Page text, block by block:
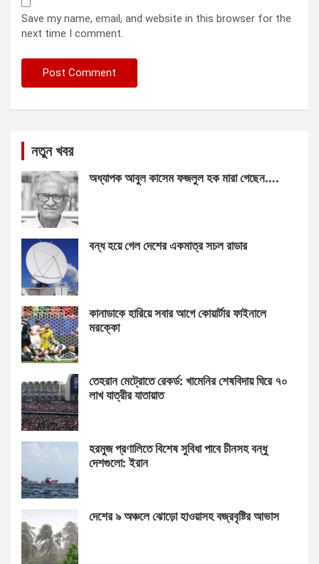
Save my name, email, and website in this browser for the
next time I comment.
নতুন খবর
অধ্যাপক আবুল কাসেম ফজলুল হক মারা গেছেন….
বন্ধ হয়ে গেল দেশের একমাত্র সচল রাডার
কানাডাকে হারিয়ে সবার আগে কোয়ার্টার ফাইনালে
মরক্কো
তেহরান মেট্রোতে রেকর্ড: খামেনির শেষবিদায় ঘিরে ৭০
লাখ যাত্রীর যাতায়াত
হরমুজ প্রণালিতে বিশেষ সুবিধা পাবে চীনসহ বন্ধু
দেশগুলো: ইরান
দেশের ৯ অঞ্চলে ঝোড়ো হাওয়াসহ বজ্রবৃষ্টির আভাস